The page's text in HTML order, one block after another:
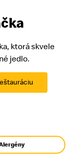
ktorá skvele
jedlo.